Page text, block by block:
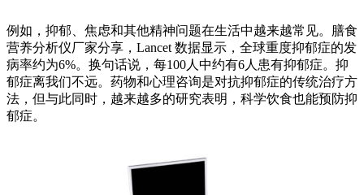
例如，抑郁、焦虑和其他精神问题在生活中越来越常见。膳食
营养分析仪厂家分享，Lancet 数据显示，全球重度抑郁症的发
病率约为6%。换句话说，每100人中约有6人患有抑郁症。抑
郁症离我们不远。药物和心理咨询是对抗抑郁症的传统治疗方
法，但与此同时，越来越多的研究表明，科学饮食也能预防抑
郁症。